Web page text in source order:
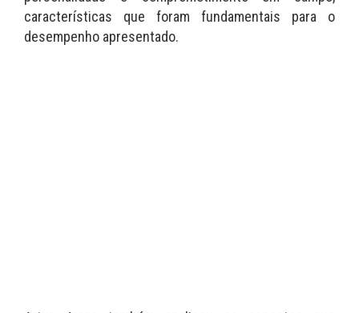
características que foram fundamentais para o
desempenho apresentado.